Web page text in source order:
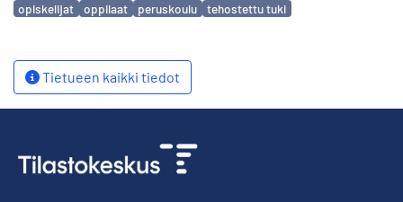
opiskelijat
oppilaat peruskoulu tehostettu tuki
Tietueen kaikki tiedot